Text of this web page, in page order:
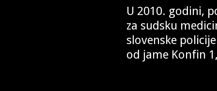
U 2010. godini,
za sudsku
slovenske
od jame Konfin